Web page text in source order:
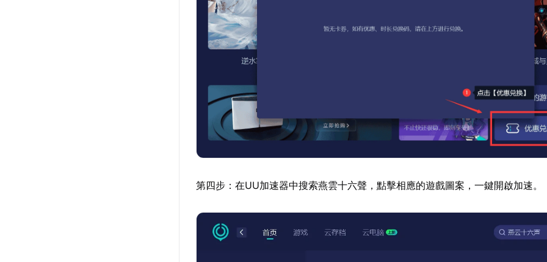
第四步：在UU加速器中搜索燕雲十六聲，點擊相應的遊戲圖案，一鍵開啟加速。